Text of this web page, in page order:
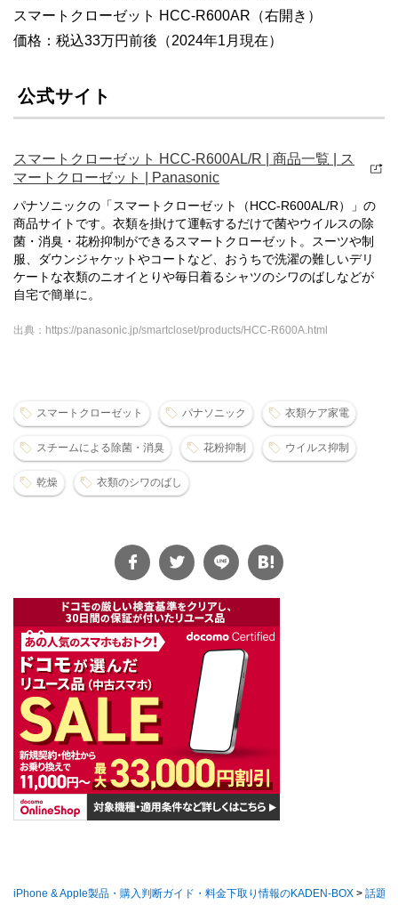
スマートクローゼット HCC-R600AR（右開き）
価格：税込33万円前後（2024年1月現在）
公式サイト
スマートクローゼット HCC-R600AL/R | 商品一覧 | ス
マートクローゼット | Panasonic
パナソニックの「スマートクローゼット（HCC-R600AL/R）」の
商品サイトです。衣類を掛けて運転するだけで菌やウイルスの除
菌・消臭・花粉抑制ができるスマートクローゼット。スーツや制
服、ダウンジャケットやコートなど、おうちで洗濯の難しいデリ
ケートな衣類のニオイとりや毎日着るシャツのシワのばしなどが
自宅で簡単に。
出典：https://panasonic.jp/smartcloset/products/HCC-R600A.html
スマートクローゼット パナソニック 衣類ケア家電
スチームによる除菌・消臭 花粉抑制 ウイルス抑制
乾燥 衣類のシワのばし
iPhone & Apple製品・購入判断ガイド・料金下取り情報のKADEN-BOX > 話題